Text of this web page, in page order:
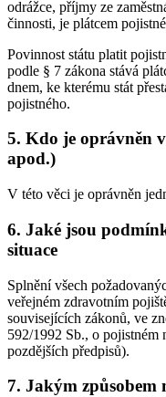
odrážce, příjmy ze
činnosti, je plátcem
Povinnost státu platit
podle § 7 zákona stává
dnem, ke kterému stát
pojistného.
5. Kdo je oprávněn
apod.)
V této věci je oprávněn
6. Jaké jsou
situace
Splnění všech
veřejném zdravotním
souvisejících zákonů, ve
592/1992 Sb., o pojistném
pozdějších předpisů).
7. Jakým způsobem